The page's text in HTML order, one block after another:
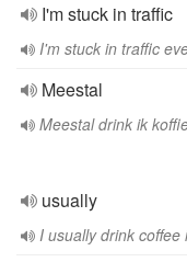
I'm stuck in traffic
I'm stuck in traffic
Meestal
Meestal drink ik
usually
I usually drink coffee